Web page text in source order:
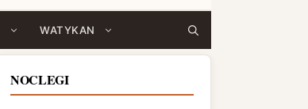
WATYKAN
NOCLEGI